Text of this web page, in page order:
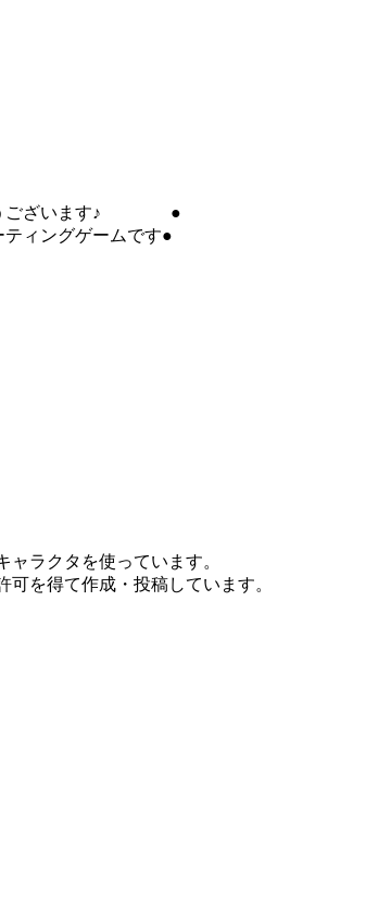
とうございます♪ ●
ィングゲームです●
ラクタを使っています。
を得て作成・投稿しています。